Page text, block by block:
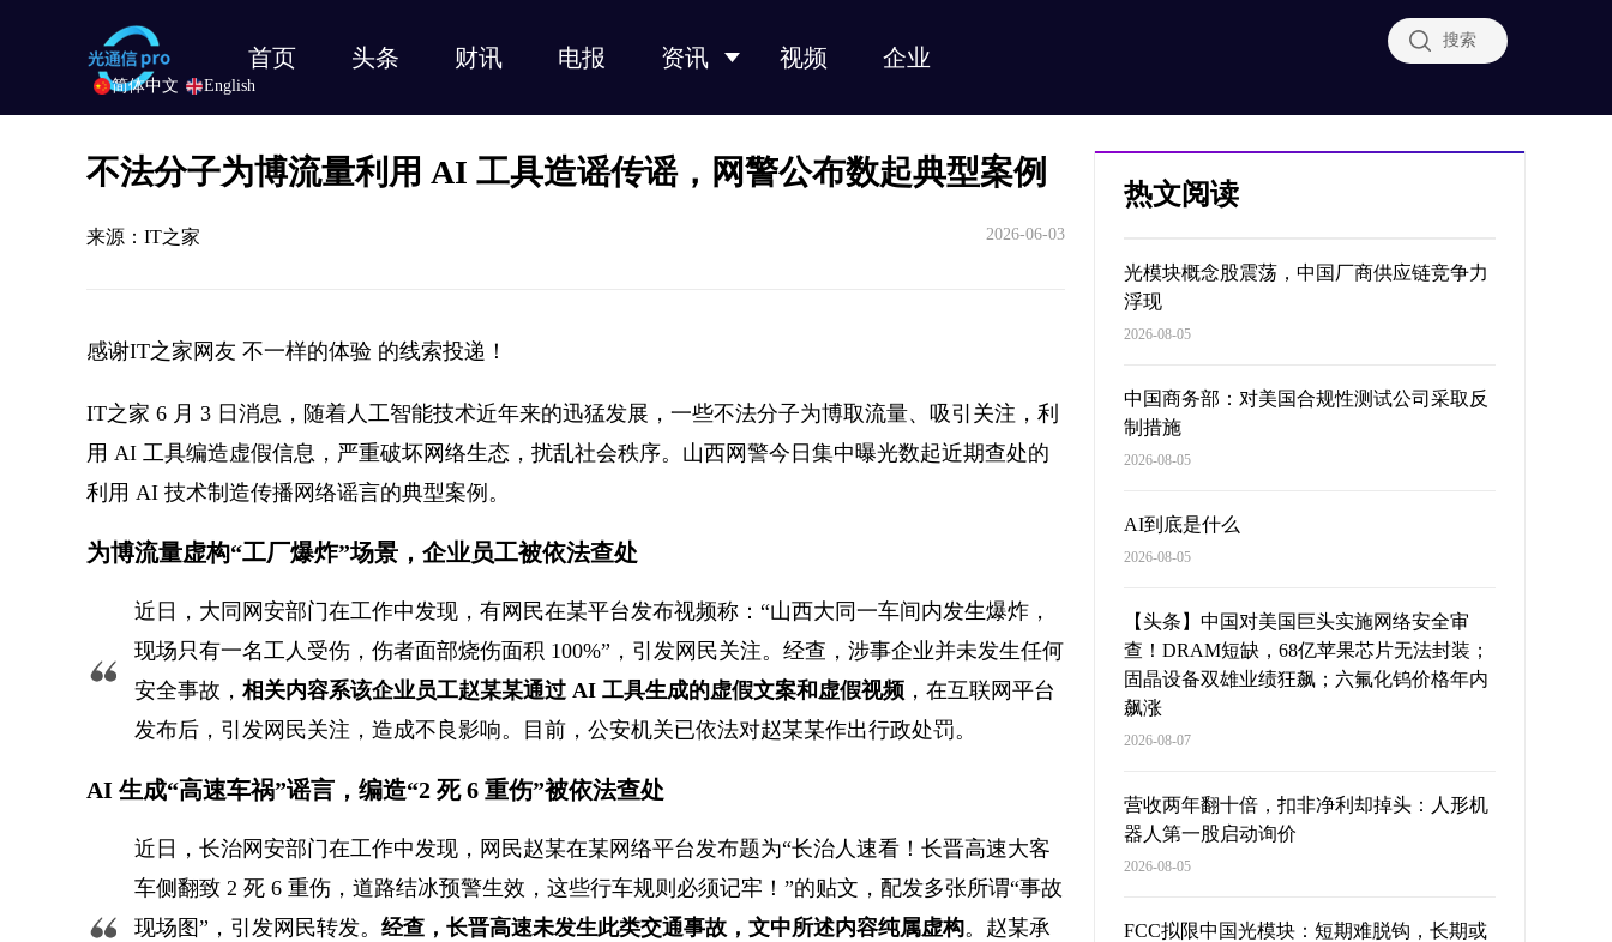
首页 头条 财讯 电报 资讯 视频 企业
搜索
不法分子为博流量利用 AI 工具造谣传谣，网警公布数起典型案例
来源：IT之家 2026-06-03
感谢IT之家网友 不一样的体验 的线索投递！
IT之家 6 月 3 日消息，随着人工智能技术近年来的迅猛发展，一些不法分子为博取流量、吸引关注，利
用 AI 工具编造虚假信息，严重破坏网络生态，扰乱社会秩序。山西网警今日集中曝光数起近期查处的
利用 AI 技术制造传播网络谣言的典型案例。
为博流量虚构“工厂爆炸”场景，企业员工被依法查处
近日，大同网安部门在工作中发现，有网民在某平台发布视频称：“山西大同一车间内发生爆炸，
现场只有一名工人受伤，伤者面部烧伤面积 100%”，引发网民关注。经查，涉事企业并未发生任何
安全事故， 相关内容系该企业员工赵某某通过 AI 工具生成的虚假文案和虚假视频 ，在互联网平台
发布后，引发网民关注，造成不良影响。目前，公安机关已依法对赵某某作出行政处罚。
AI 生成“高速车祸”谣言，编造“2 死 6 重伤”被依法查处
近日，长治网安部门在工作中发现，网民赵某在某网络平台发布题为“长治人速看！长晋高速大客
车侧翻致 2 死 6 重伤，道路结冰预警生效，这些行车规则必须记牢！”的贴文，配发多张所谓“事故
现场图”，引发网民转发。 经查，长晋高速未发生此类交通事故，文中所述内容纯属虚构。赵某承
热文阅读
光模块概念股震荡，中国厂商供应链竞争力
浮现
2026-08-05
中国商务部：对美国合规性测试公司采取反
制措施
2026-08-05
AI到底是什么
2026-08-05
【头条】中国对美国巨头实施网络安全审
查！DRAM短缺，68亿苹果芯片无法封装；
固晶设备双雄业绩狂飙；六氟化钨价格年内
飙涨
2026-08-07
营收两年翻十倍，扣非净利却掉头：人形机
器人第一股启动询价
2026-08-05
FCC拟限中国光模块：短期难脱钩，长期或
简体中文 English